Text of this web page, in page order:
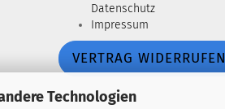
Technologien
Datenschutz
Impressum
VERTRAG WIDERRUFEN